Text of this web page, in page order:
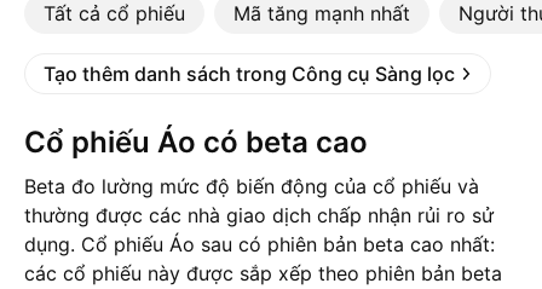
Tất cả cổ phiếu Mã tăng mạnh nhất Người
Tạo thêm danh sách trong Công cụ Sàng lọc
Cổ phiếu Áo có beta cao
Beta đo lường mức độ biến động của cổ phiếu và
thường được các nhà giao dịch chấp nhận rủi ro sử
dụng. Cổ phiếu Áo sau có phiên bản beta cao nhất:
các cổ phiếu này được sắp xếp theo phiên bản beta